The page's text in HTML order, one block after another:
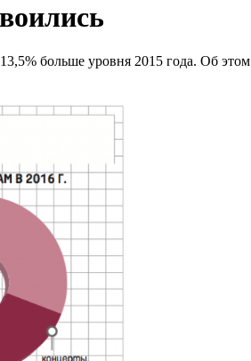
больше уровня 2015 года. Об этом